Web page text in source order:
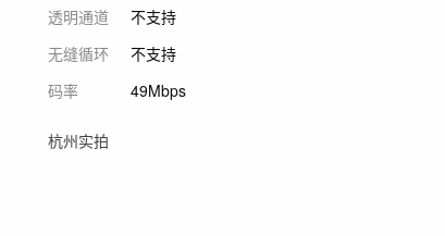
透明通道
不支持
无缝循环
不支持
码率
49Mbps
杭州实拍